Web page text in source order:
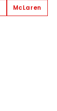
McLaren